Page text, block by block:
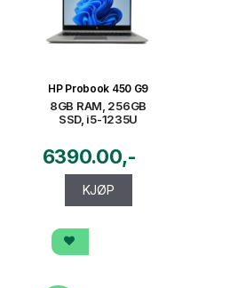
HP Probook 450 G9
8GB RAM, 256GB
SSD, i5-1235U
6390.00
KJØP